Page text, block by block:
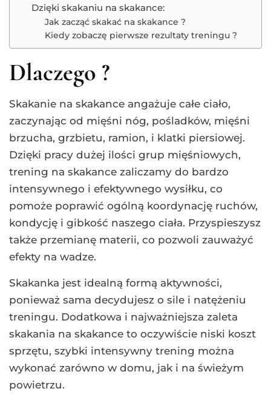
Dzięki skakaniu na skakance:
Jak zacząć skakać na skakance ?
Kiedy zobaczę pierwsze rezultaty treningu ?
Dlaczego ?
Skakanie na skakance angażuje całe ciało,
zaczynając od mięśni nóg, pośladków, mięśni
brzucha, grzbietu, ramion, i klatki piersiowej.
Dzięki pracy dużej ilości grup mięśniowych,
trening na skakance zaliczamy do bardzo
intensywnego i efektywnego wysiłku, co
pomoże poprawić ogólną koordynację ruchów,
kondycję i gibkość naszego ciała. Przyspieszysz
także przemianę materii, co pozwoli zauważyć
efekty na wadze.
Skakanka jest idealną formą aktywności,
ponieważ sama decydujesz o sile i natężeniu
treningu. Dodatkowa i najważniejsza zaleta
skakania na skakance to oczywiście niski koszt
sprzętu, szybki intensywny trening można
wykonać zarówno w domu, jak i na świeżym
powietrzu.